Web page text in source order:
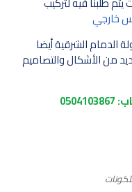
خارجي
الدمام الشرقية أيضا
من الأشكال والتصاميم
0504103867